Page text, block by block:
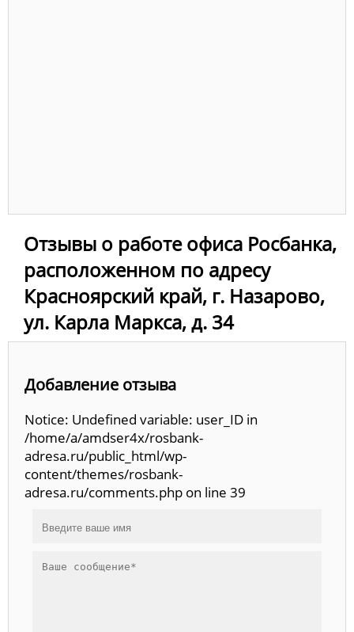
Отзывы о работе офиса Росбанка,
расположенном по адресу
Красноярский край, г. Назарово,
ул. Карла Маркса, д. 34
Добавление отзыва
Notice: Undefined variable: user_ID in
/home/a/amdser4x/rosbank-
adresa.ru/public_html/wp-
content/themes/rosbank-
adresa.ru/comments.php on line 39